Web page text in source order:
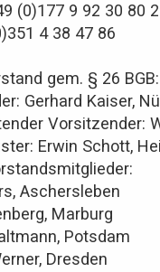
(0)177 9 92 30 80
4 38 47 86
gem. § 26 BGB:
Gerhard Kaiser,
Vorsitzender:
Erwin Schott,
Aschersleben
Marburg
Potsdam
Dresden